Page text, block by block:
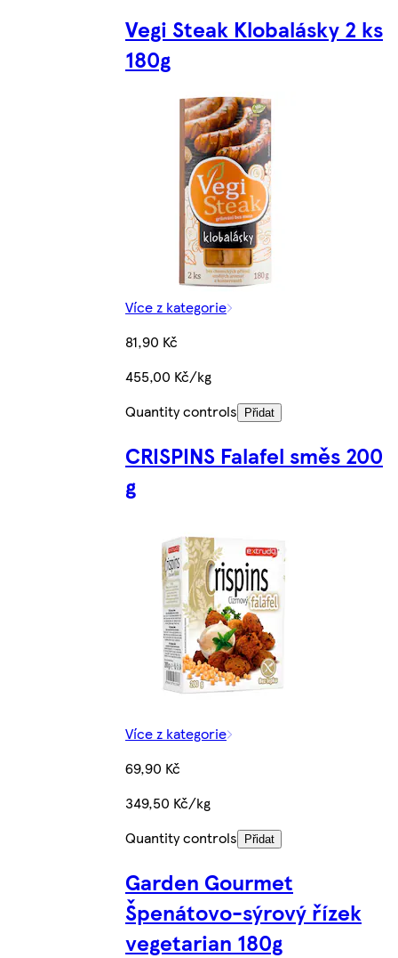
Vegi Steak Klobalásky 2 ks
180g
Více z kategorie
81,90 Kč
455,00 Kč/kg
Quantity controls
Přidat
CRISPINS Falafel směs 200
g
Více z kategorie
69,90 Kč
349,50 Kč/kg
Quantity controls
Přidat
Garden Gourmet
Špenátovo-sýrový řízek
vegetarian 180g